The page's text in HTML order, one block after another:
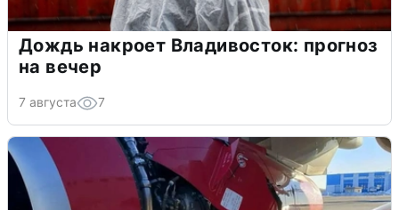
Дождь накроет Владивосток: прогноз
на вечер
7 августа 7